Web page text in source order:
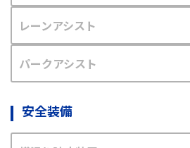
レーンアシスト
パークアシスト
安全装備